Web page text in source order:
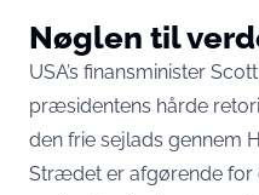
Nøglen til
USA’s finansminister
præsidentens hårde
den frie sejlads gennem
Strædet er afgørende for